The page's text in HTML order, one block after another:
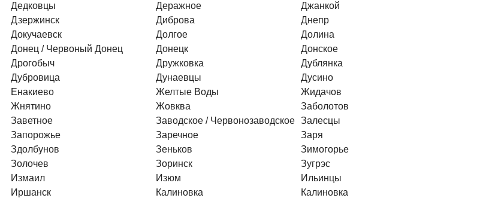
Дедковцы Деражное
Джанкой
Дзержинск Диброва
Днепр
Докучаевск Долгое
Долина
Донец / Червоный Донец Донецк
Донское
Дрогобыч Дружковка
Дублянка
Дубровица Дунаевцы
Дусино
Енакиево Желтые Воды
Жидачов
Жнятино Жовква
Заболотов
Заветное Заводское / Червонозаводское Залесцы
Запорожье Заречное
Заря
Здолбунов Зеньков
Зимогорье
Золочев Зоринск
Зугрэс
Измаил Изюм
Ильинцы
Иршанск Калиновка
Калиновка